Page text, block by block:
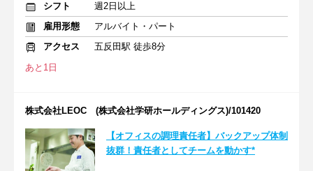
シフト
週2日以上
雇用形態
アルバイト・パート
アクセス
五反田駅 徒歩8分
あと1日
株式会社LEOC (株式会社学研ホールディングス)/101420
【オフィスの調理責任者】バックアップ体制
抜群！責任者としてチームを動かす*